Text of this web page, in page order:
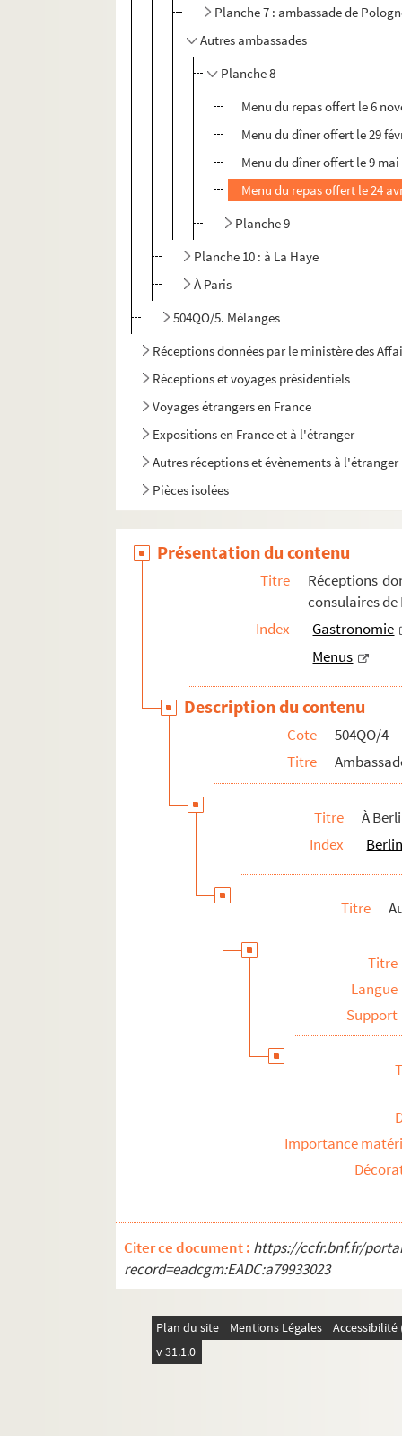
Planche 7 : ambassade de
Autres ambassades
Planche 8
Menu du repas offert le 6
Menu du dîner offert le 29
Menu du dîner offert le 9
Menu du repas offert le 24
Planche 9
Planche 10 : à La Haye
À Paris
504QO/5. Mélanges
Réceptions données par le ministère des
Réceptions et voyages présidentiels
Voyages étrangers en France
Expositions en France et à l'étranger
Autres réceptions et évènements à l'étranger
Pièces isolées
Présentation du contenu
Titre
Réceptions
consulaires
Index
Gastronomie
Menus
Description du contenu
Cote
504QO/4
Titre
Titre
À
Index
Titre
Titre
Langue
Support
Importance
Citer ce document : https://ccfr.bnf.fr/
record=eadcgm:EADC:a79933023
Plan du site Mentions Légales
v 31.1.0